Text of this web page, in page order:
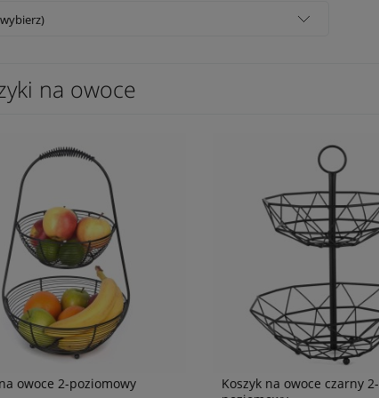
na owoce
owoce 2-poziomowy
Koszyk na owoce czarny 2-